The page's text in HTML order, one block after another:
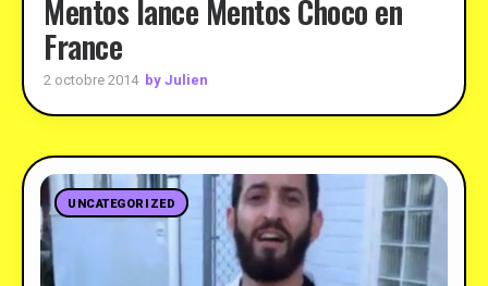
Mentos lance Mentos Choco en
France
2 octobre 2014 by Julien
UNCATEGORIZED